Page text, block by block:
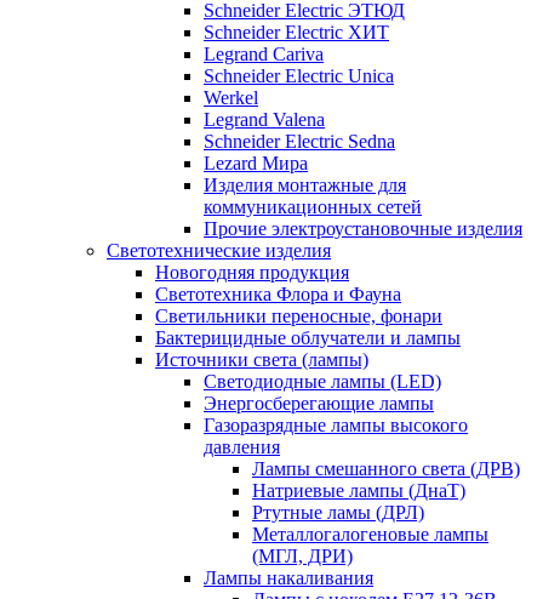
Schneider Electric ЭТЮД
Schneider Electric ХИТ
Legrand Cariva
Schneider Electric Unica
Werkel
Legrand Valena
Schneider Electric Sedna
Lezard Мира
Изделия монтажные для
коммуникационных сетей
Прочие электроустановочные изделия
Светотехнические изделия
Новогодняя продукция
Светотехника Флора и Фауна
Светильники переносные, фонари
Бактерицидные облучатели и лампы
Источники света (лампы)
Светодиодные лампы (LED)
Энергосберегающие лампы
Газоразрядные лампы высокого
давления
Лампы смешанного света (ДРВ)
Натриевые лампы (ДнаТ)
Ртутные ламы (ДРЛ)
Металлогалогеновые лампы
(МГЛ, ДРИ)
Лампы накаливания